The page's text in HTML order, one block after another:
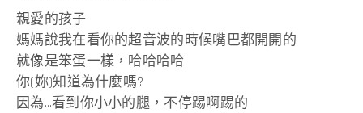
親愛的孩子
媽媽說我在看你的超音波的時候嘴巴都開開的
就像是笨蛋一樣，哈哈哈哈
你(妳)知道為什麼嗎?
因為…看到你小小的腿，不停踢啊踢的